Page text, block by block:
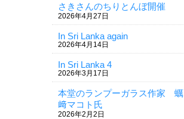
さきさんのちりとんぼ開催
2026年4月27日
In Sri Lanka again
2026年4月14日
In Sri Lanka 4
2026年3月17日
本堂のランプーガラス作家 蠣
﨑マコト氏
2026年2月2日